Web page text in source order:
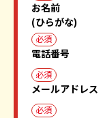
お名前
(ひらがな)
必須
電話番号
必須
メールアドレス
必須